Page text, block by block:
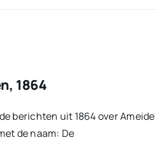
1864
berichten uit 1864 over Ameide
de naam: De